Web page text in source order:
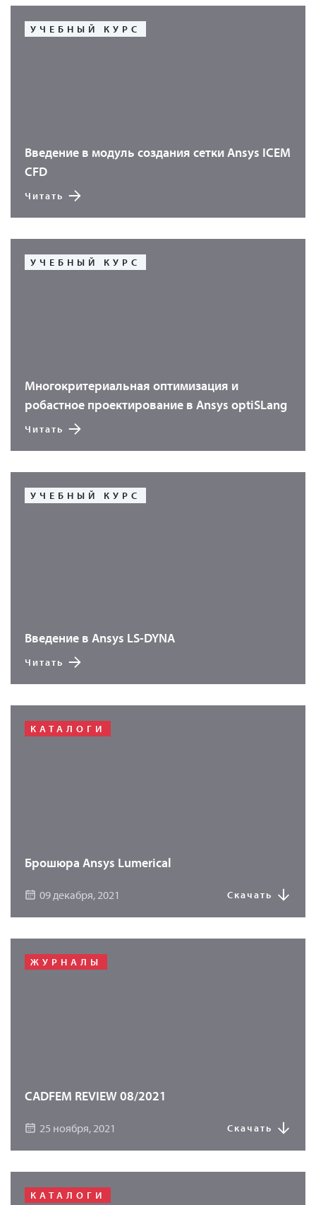
УЧЕБНЫЙ КУРС
Введение в модуль создания сетки Ansys ICEM
CFD
Читать
УЧЕБНЫЙ КУРС
Многокритериальная оптимизация и
робастное проектирование в Ansys optiSLang
Читать
УЧЕБНЫЙ КУРС
Введение в Ansys LS-DYNA
Читать
КАТАЛОГИ
Брошюра Ansys Lumerical
09 декабря, 2021 Скачать
ЖУРНАЛЫ
CADFEM REVIEW 08/2021
25 ноября, 2021 Скачать
КАТАЛОГИ